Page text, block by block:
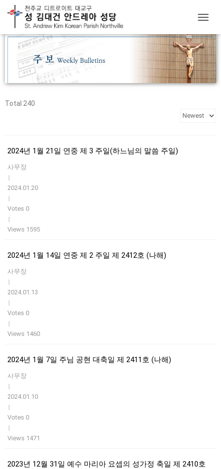
O
G
G
L
E
N
G
Total 240
2024년 1월 21일 연중 제 3 주일(하느님의 말씀 주일)
사무장
|
2024.01.20
|
Votes 0
|
Views 1595
2024년 1월 14일 연중 제 2 주일 제 2412호 (나해)
사무장
|
2024.01.13
|
Votes 0
|
Views 1460
2024년 1월 7일 주님 공현 대축일 제 2411호 (나해)
사무장
|
2024.01.10
|
Votes 0
|
Views 1471
2023년 12월 31일 예수 마리아 요셉의 성가정 축일 제 2410호